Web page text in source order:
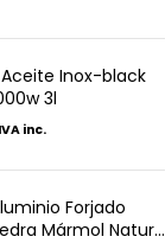
Inox-black
3l
IVA inc.
Forjado
Mármol Nature